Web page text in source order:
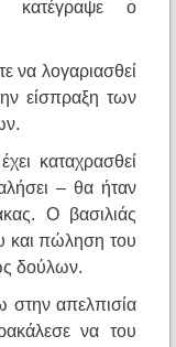
κατέγραψε ο
να λογαριασθεί
είσπραξη των
καταχρασθεί
– θα ήταν
Ο βασιλιάς
και πώληση του
δούλων.
στην απελπισία
να του